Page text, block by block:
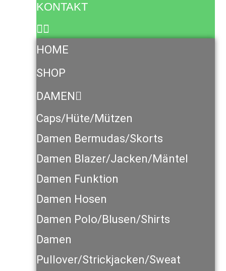
KONTAKT
HOME
SHOP
DAMEN
Caps/Hüte/Mützen
Damen Bermudas/Skorts
Damen Blazer/Jacken/Mäntel
Damen Funktion
Damen Hosen
Damen Polo/Blusen/Shirts
Damen
Pullover/Strickjacken/Sweat